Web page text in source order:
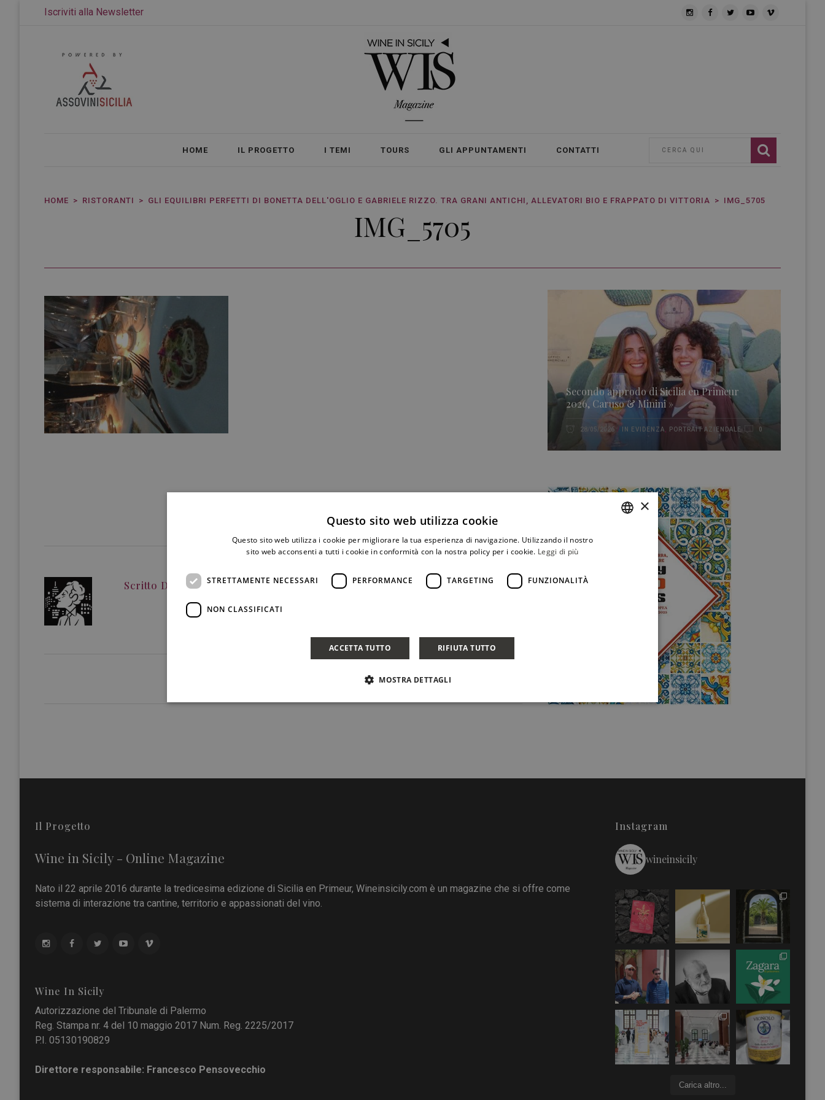
Iscriviti alla Newsletter
HOME IL PROGETTO I TEMI TOURS GLI APPUNTAMENTI CONTATTI
HOME RISTORANTI GLI EQUILIBRI PERFETTI DI BONETTA DELL'OGLIO E GABRIELE RIZZO. TRA GRANI ANTICHI, ALLEVATORI BIO E FRAPPATO DI VITTORIA IMG_5705
IMG_5705
Scritto Da Redazione
Secondo approdo di Sicilia en Primeur
2026, Caruso & Minini »
28/05/2026 IN EVIDENZA PORTRAIT AZIENDALE 0
Il Progetto
Wine in Sicily - Online Magazine
Nato il 22 aprile 2016 durante la tredicesima edizione di Sicilia en Primeur, Wineinsicily.com è un magazine che si offre come
sistema di interazione tra cantine, territorio e appassionati del vino.
Wine In Sicily
Autorizzazione del Tribunale di Palermo
Reg. Stampa nr. 4 del 10 maggio 2017 Num. Reg. 2225/2017
P.I. 05130190829
Direttore responsabile: Francesco Pensovecchio
Instagram
wineinsicily
Carica altro...
×
Questo sito web utilizza cookie
Questo sito web utilizza i cookie per migliorare la tua esperienza di navigazione. Utilizzando il nostro
sito web acconsenti a tutti i cookie in conformità con la nostra policy per i cookie. Leggi di più
STRETTAMENTE NECESSARI PERFORMANCE TARGETING FUNZIONALITÀ
NON CLASSIFICATI
ACCETTA TUTTO RIFIUTA TUTTO
MOSTRA DETTAGLI